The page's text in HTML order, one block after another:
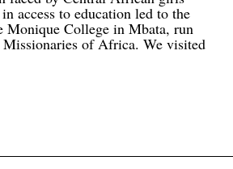
access to education led to the
Monique College in Mbata, run
of Africa. We visited